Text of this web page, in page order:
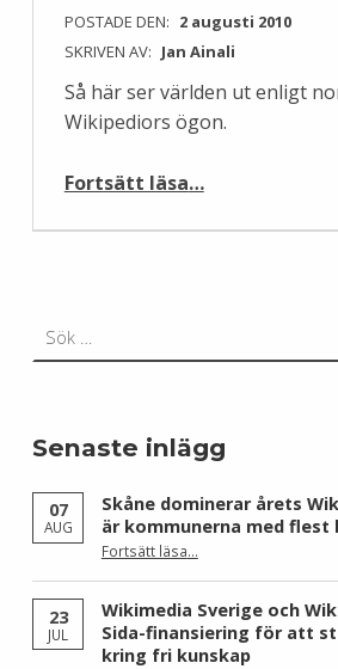
POSTADE DEN: 2 augusti 2010
SKRIVEN AV: Jan Ainali
Så här ser världen ut enligt
Wikipediors ögon.
Fortsätt läsa…
Senaste inlägg
07
AUG
Skåne dominerar årets
är kommunerna med flest
Fortsätt läsa“Skåne dominerar årets Wiki Loves Earth – här är kommunerna med flest bilder”
…
23
JUL
Wikimedia Sverige och
Sida-finansiering för att
kring fri kunskap